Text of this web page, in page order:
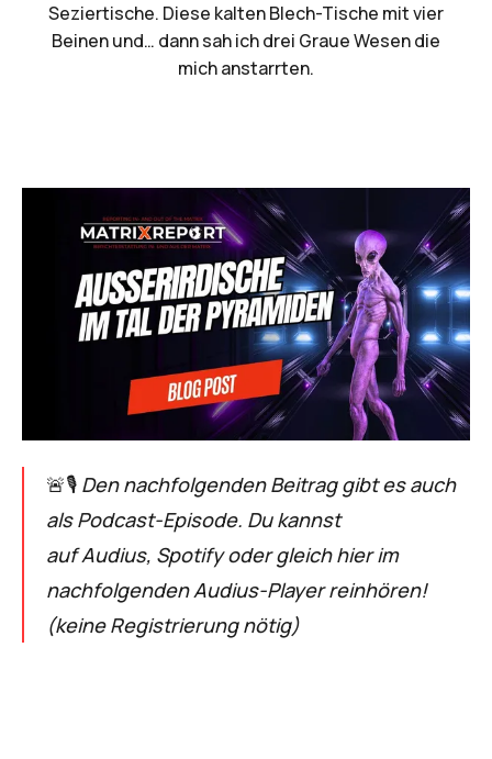
Seziertische. Diese kalten Blech-Tische mit vier
Beinen und… dann sah ich drei Graue Wesen die
mich anstarrten.
🚨🎙 Den nachfolgenden Beitrag gibt es auch
als Podcast-Episode. Du kannst
aufAudius, Spotifyoder gleich hier im
nachfolgenden Audius-Player reinhören!
(keine Registrierung nötig)